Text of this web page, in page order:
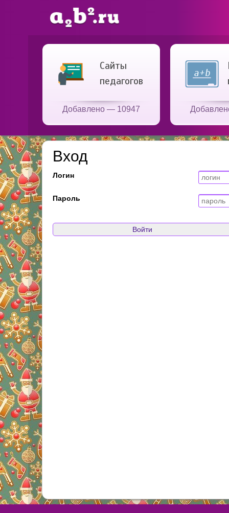
Сайты
педагогов
Добавлено — 10947
Вход
Логин
Пароль